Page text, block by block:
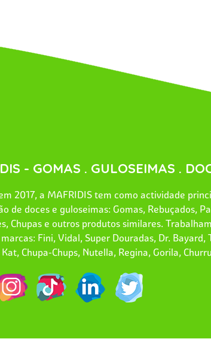
- GOMAS . GULOSEIMAS .
2017, a MAFRIDIS tem como actividade
de doces e guloseimas: Gomas, Rebuçados,
Chupas e outros produtos similares.
Fini, Vidal, Super Douradas, Dr. Bayard,
Chupa-Chups, Nutella, Regina, Gorila,